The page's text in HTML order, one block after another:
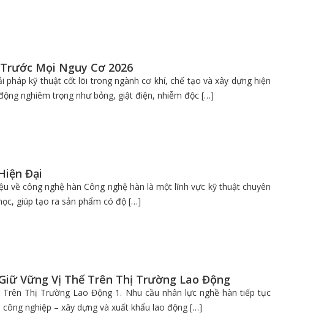
Mọi Nguy Cơ 2026
kỹ thuật cốt lõi trong ngành cơ khí, chế tạo và xây dựng hiện
nghiêm trọng như bỏng, giật điện, nhiễm độc […]
Đại
về công nghệ hàn Công nghệ hàn là một lĩnh vực kỹ thuật chuyên
giúp tạo ra sản phẩm có độ […]
Vững Vị Thế Trên Thị Trường Lao Động
Thị Trường Lao Động 1. Nhu cầu nhân lực nghề hàn tiếp tục
nghiệp – xây dựng và xuất khẩu lao động […]